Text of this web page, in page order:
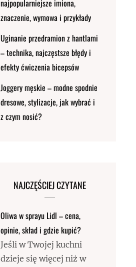
najpopularniejsze imiona,
znaczenie, wymowa i przykłady
Uginanie przedramion z hantlami
– technika, najczęstsze błędy i
efekty ćwiczenia bicepsów
Joggery męskie – modne spodnie
dresowe, stylizacje, jak wybrać i
z czym nosić?
NAJCZĘŚCIEJ CZYTANE
Oliwa w sprayu Lidl – cena,
opinie, skład i gdzie kupić?
Jeśli w Twojej kuchni
dzieje się więcej niż w